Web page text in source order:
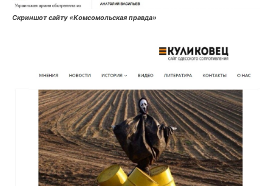
Скриншот сайту «Комсомольская правда»